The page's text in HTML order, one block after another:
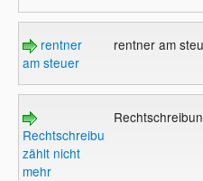
rentner
am steuer
rentner am
Rechtschreibung
zählt nicht
mehr